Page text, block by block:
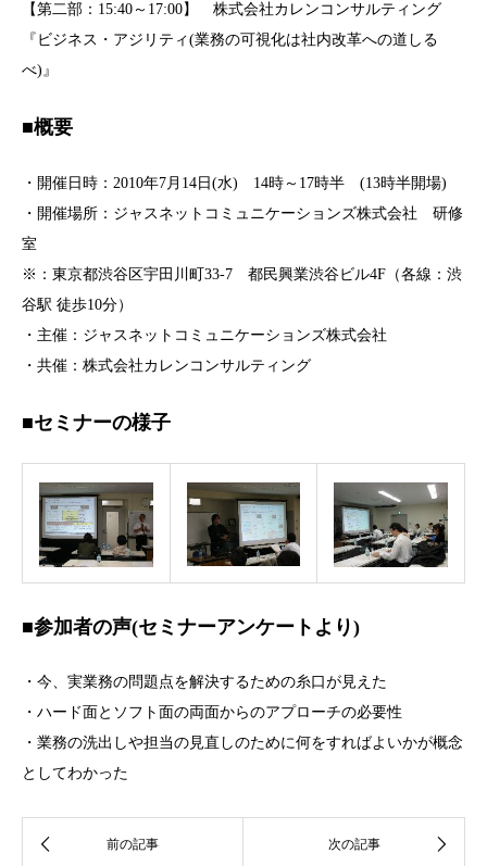
【第二部：15:40～17:00】 株式会社カレンコンサルティング
『ビジネス・アジリティ(業務の可視化は社内改革への道しる
べ)』
■概要
・開催日時：2010年7月14日(水) 14時～17時半 (13時半開場)
・開催場所：ジャスネットコミュニケーションズ株式会社 研修
室
※：東京都渋谷区宇田川町33-7 都民興業渋谷ビル4F（各線：渋
谷駅 徒歩10分）
・主催：ジャスネットコミュニケーションズ株式会社
・共催：株式会社カレンコンサルティング
■セミナーの様子
■参加者の声(セミナーアンケートより)
・今、実業務の問題点を解決するための糸口が見えた
・ハード面とソフト面の両面からのアプローチの必要性
・業務の洗出しや担当の見直しのために何をすればよいかが概念
としてわかった